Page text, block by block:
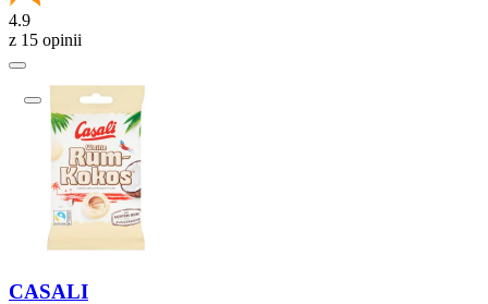
4.9
z 15 opinii
CASALI